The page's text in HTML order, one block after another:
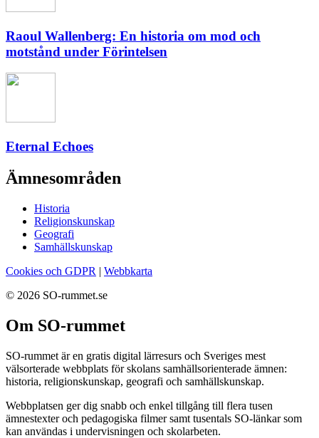
Raoul Wallenberg: En historia om mod och
motstånd under Förintelsen
Eternal Echoes
Ämnesområden
Historia
Religionskunskap
Geografi
Samhällskunskap
Cookies och GDPR | Webbkarta
© 2026 SO-rummet.se
Om SO-rummet
SO-rummet är en gratis digital lärresurs och Sveriges mest
välsorterade webbplats för skolans samhällsorienterade ämnen:
historia, religionskunskap, geografi och samhällskunskap.
Webbplatsen ger dig snabb och enkel tillgång till flera tusen
ämnestexter och pedagogiska filmer samt tusentals SO-länkar som
kan användas i undervisningen och skolarbeten.